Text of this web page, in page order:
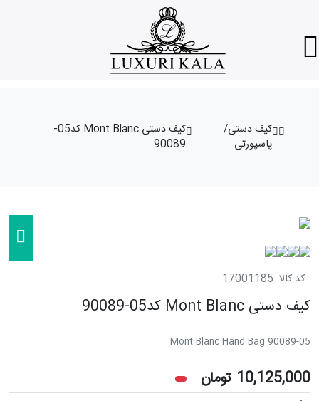
کیف دستی/
پاسپورتی
کیف دستی Mont Blanc کد05-
90089
کد کالا 17001185
کیف دستی Mont Blanc کد05-90089
Mont Blanc Hand Bag 90089-05
10,125,000 تومان